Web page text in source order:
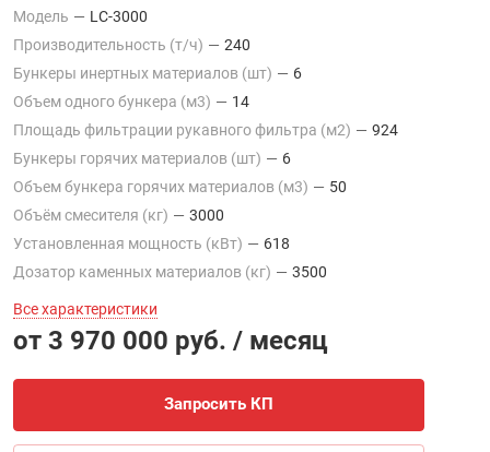
Модель — LC-3000
Производительность (т/ч) — 240
Бункеры инертных материалов (шт) — 6
Объем одного бункера (м3) — 14
Площадь фильтрации рукавного фильтра (м2) — 924
Бункеры горячих материалов (шт) — 6
Объем бункера горячих материалов (м3) — 50
Объём смесителя (кг) — 3000
Установленная мощность (кВт) — 618
Дозатор каменных материалов (кг) — 3500
Все характеристики
от 3 970 000 руб. / месяц
Запросить КП